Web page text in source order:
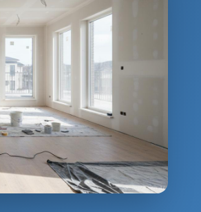
generate con AI